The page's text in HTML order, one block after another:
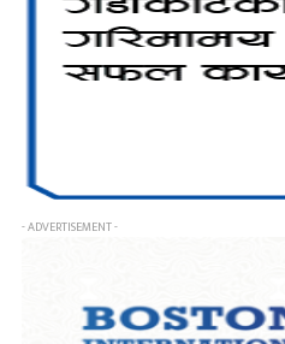
- ADVERTISEMENT -